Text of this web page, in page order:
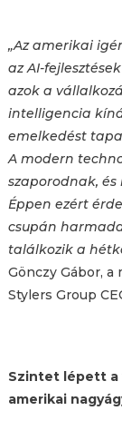
„Az amerikai
az AI-
azok a
intelligencia
emelkedést
A modern
szaporodnak,
Éppen ezért
csupán
találkozik a
Gönczy Gábor,
Stylers Group
Szintet lépett a
amerikai